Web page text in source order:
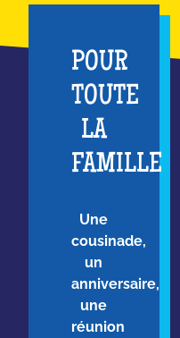
POUR
TOUTE
LA
FAMILLE
Une
cousinade,
un
anniversaire,
une
réunion